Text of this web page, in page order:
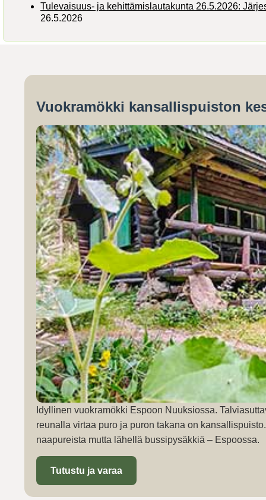
Tulevaisuus- ja kehittämislautakunta 26.5.2026:
26.5.2026
Vuokramökki kansallispuiston
Idyllinen vuokramökki Espoon Nuuksiossa.
reunalla virtaa puro ja puron takana on
naapureista mutta lähellä bussipysäkkiä – Espoossa.
Tutustu ja varaa